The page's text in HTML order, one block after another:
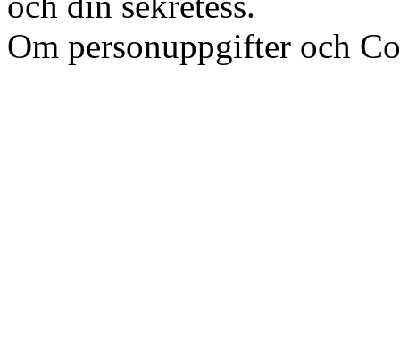
Om personuppgifter och